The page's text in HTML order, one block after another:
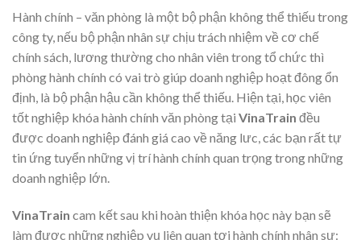
Hành chính – văn phòng là một bộ phận không thể thiếu trong
công ty, nếu bộ phận nhân sự chịu trách nhiệm về cơ chế
chính sách, lương thường cho nhân viên trong tổ chức thì
phòng hành chính có vai trò giúp doanh nghiệp hoạt đông ổn
định, là bộ phận hậu cần không thể thiếu. Hiện tại, học viên
tốt nghiệp khóa hành chính văn phòng tại VinaTrain đều
được doanh nghiệp đánh giá cao về năng lưc, các bạn rất tự
tin ứng tuyển những vị trí hành chính quan trọng trong những
doanh nghiệp lớn.
VinaTrain cam kết sau khi hoàn thiện khóa học này bạn sẽ
làm được những nghiệp vụ liên quan tơi hành chính nhân sự: